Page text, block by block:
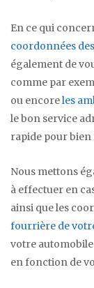
En ce qui
coordonnées
également de
comme par
ou encoreles
le bon service
rapide pour bien
Nous mettons
à effectuer en
ainsi que les
fourrière de
votre
en fonction de